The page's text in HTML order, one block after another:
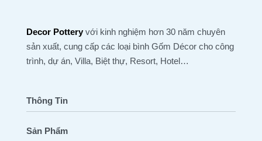
Decor Potteryvới kinh nghiệm hơn 30 năm chuyên
sản xuất, cung cấp các loại bình Gốm Décor cho công
trình, dự án, Villa, Biệt thự, Resort, Hotel…
Thông Tin
Trang Chủ
Sản Phẩm